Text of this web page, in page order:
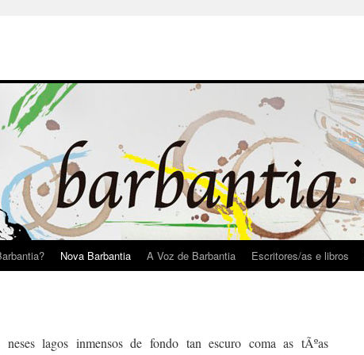
Nova Barbantia A Voz de Barbantia Escritores/as e libros
neses lagos inmensos de fondo tan escuro coma as tÃºas